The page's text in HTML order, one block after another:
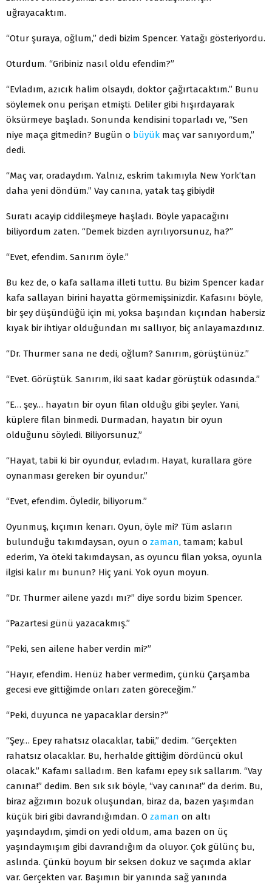
uğrayacaktım.
“Otur şuraya, oğlum,” dedi bizim Spencer. Yatağı gösteriyordu.
Oturdum. “Gribiniz nasıl oldu efendim?”
“Evladım, azıcık halim olsaydı, doktor çağırtacaktım.” Bunu
söylemek onu perişan etmişti. Deliler gibi hışırdayarak
öksürmeye başladı. Sonunda kendisini toparladı ve, “Sen
niye maça gitmedin? Bugün o büyük maç var sanıyordum,”
dedi.
“Maç var, oradaydım. Yalnız, eskrim takımıyla New York’tan
daha yeni döndüm.” Vay canına, yatak taş gibiydi!
Suratı acayip ciddileşmeye haşladı. Böyle yapacağını
biliyordum zaten. “Demek bizden ayrılıyorsunuz, ha?”
“Evet, efendim. Sanırım öyle.”
Bu kez de, o kafa sallama illeti tuttu. Bu bizim Spencer kadar
kafa sallayan birini hayatta görmemişsinizdir. Kafasını böyle,
bir şey düşündüğü için mi, yoksa başından kıçından habersiz
kıyak bir ihtiyar olduğundan mı sallıyor, biç anlayamazdınız.
“Dr. Thurmer sana ne dedi, oğlum? Sanırım, görüştünüz.”
“Evet. Görüştük. Sanırım, iki saat kadar görüştük odasında.”
“E… şey… hayatın bir oyun filan olduğu gibi şeyler. Yani,
küplere filan binmedi. Durmadan, hayatın bir oyun
olduğunu söyledi. Biliyorsunuz,”
“Hayat, tabii ki bir oyundur, evladım. Hayat, kurallara göre
oynanması gereken bir oyundur.”
“Evet, efendim. Öyledir, biliyorum.”
Oyunmuş, kıçımın kenarı. Oyun, öyle mi? Tüm asların
bulunduğu takımdaysan, oyun o zaman, tamam; kabul
ederim, Ya öteki takımdaysan, as oyuncu filan yoksa, oyunla
ilgisi kalır mı bunun? Hiç yani. Yok oyun moyun.
“Dr. Thurmer ailene yazdı mı?” diye sordu bizim Spencer.
“Pazartesi günü yazacakmış.”
“Peki, sen ailene haber verdin mi?”
“Hayır, efendim. Henüz haber vermedim, çünkü Çarşamba
gecesi eve gittiğimde onları zaten göreceğim.”
“Peki, duyunca ne yapacaklar dersin?”
“Şey… Epey rahatsız olacaklar, tabii,” dedim. “Gerçekten
rahatsız olacaklar. Bu, herhalde gittiğim dördüncü okul
olacak.” Kafamı salladım. Ben kafamı epey sık sallarım. “Vay
canına!” dedim. Ben sık sık böyle, “vay canına!” da derim. Bu,
biraz ağzımın bozuk oluşundan, biraz da, bazen yaşımdan
küçük biri gibi davrandığımdan. O zaman on altı
yaşındaydım, şimdi on yedi oldum, ama bazen on üç
yaşındaymışım gibi davrandığım da oluyor. Çok gülünç bu,
aslında. Çünkü boyum bir seksen dokuz ve saçımda aklar
var. Gerçekten var. Başımın bir yanında sağ yanında